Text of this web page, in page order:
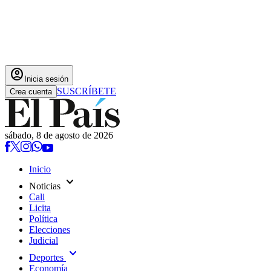
account_circle Inicia sesión
Crea cuenta SUSCRÍBETE
sábado, 8 de agosto de 2026
Inicio
Noticias expand_more
Cali
Licita
Política
Elecciones
Judicial
Deportes expand_more
Economía